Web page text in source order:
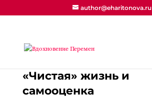
author@eharitonova.ru
«Чистая» жизнь и
самооценка